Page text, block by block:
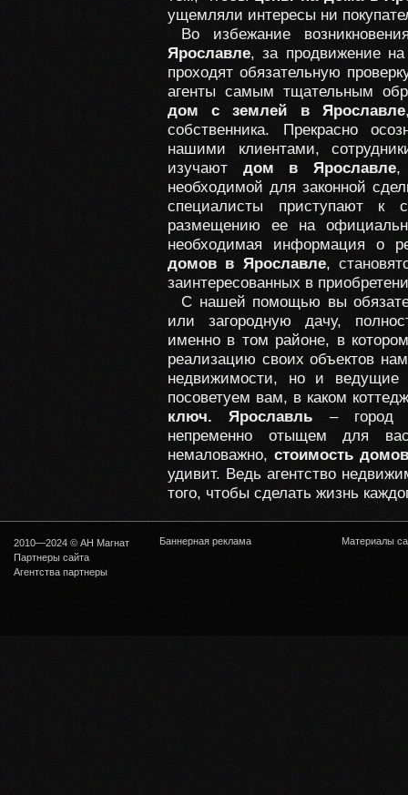
ущемляли интересы ни
Во избежание
Ярославле, за продвижение на
проходят обязательную
агенты самым тщательным
дом с землей в Ярославле
собственника. Прекрасно
нашими клиентами,
изучают дом в Ярославле,
необходимой для законной
специалисты приступают к
размещению ее на
необходимая информация о
домов в Ярославле,
заинтересованных в
С нашей помощью вы
или загородную дачу,
именно в том районе, в
реализацию своих объектов
недвижимости, но и ведущие
посоветуем вам, в каком
ключ. Ярославль – город
непременно отыщем для
немаловажно, стоимость
удивит. Ведь агентство
того, чтобы сделать жизнь
2010—2024 © АН Магнат
Партнеры сайта
Агентства партнеры
Баннерная реклама Материалы